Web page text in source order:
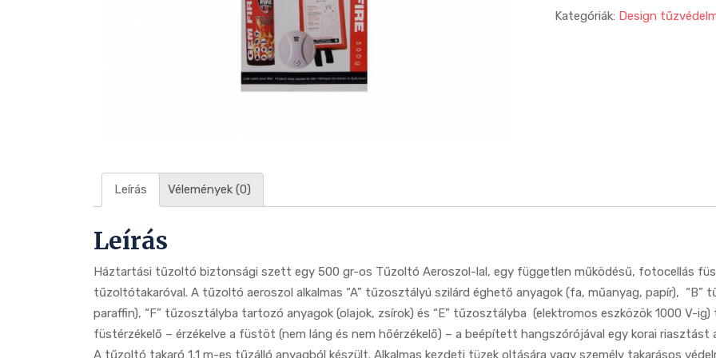
Kategóriák: Design
Leírás Vélemények (0)
Leírás
Háztartási tűzoltó biztonsági szett egy 500 gr-os Tűzoltó Aeroszol-lal, egy független működésű, fotocellás
tűzoltótakaróval. A tűzoltó aeroszol alkalmas “A” tűzosztályú szilárd éghető anyagok (fa, műanyag, papír), “B”
paraffin), “F” tűzosztályba tartozó anyagok (olajok, zsírok) és “E” tűzosztályba (elektromos eszközök 1000 V-
füstérzékelő – érzékelve a füstöt (nem láng és nem hőérzékelő) – a beépített hangszórójával egy korai riasztást
A tűzoltó takaró 1,1 m-es tűzálló anyagból készült. Alkalmas kezdeti tüzek oltására vagy személy takarásos